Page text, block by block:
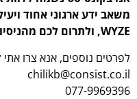
משאב ידע ארגוני אחוד
WYZE, ולתרום לכם מהניסיון הרב שצברנו בתחום זה
לפרטים נוספים, אנא צרו
chilikb@consist.co.il
077-9969396